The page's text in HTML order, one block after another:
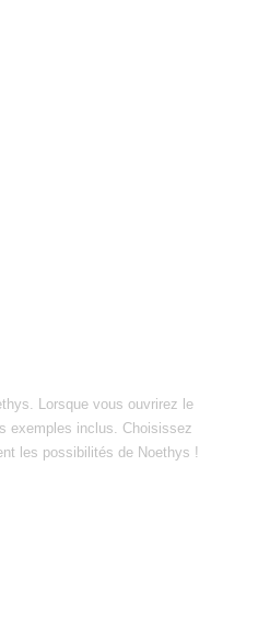
Lorsque vous ouvrirez le
exemples inclus. Choisissez
les possibilités de Noethys !